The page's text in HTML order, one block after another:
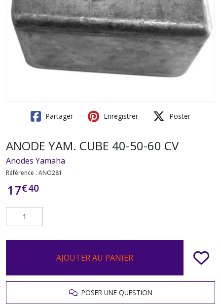
Partager Enregistrer Poster
ANODE YAM. CUBE 40-50-60 CV
Anodes Yamaha
Référence : ANO281
17€40
AJOUTER AU PANIER
POSER UNE QUESTION